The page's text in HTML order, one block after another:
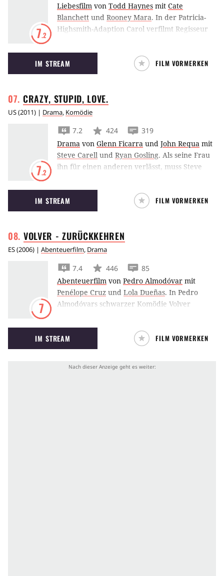
7.2
Liebesfilm von Todd Haynes mit Cate
Blanchett und Rooney Mara. In der Patricia-
Highsmith-Adaption Carol verfilmt Regisseur
in den 1950ern mit Cate Blanchett und Rooney
Mara in den Hauptrollen.
IM STREAM FILM VORMERKEN
CRAZY, STUPID, LOVE.
US(2011) | Drama, Komödie
7.2
7.2 424
319
Drama von Glenn Ficarra und John Requa mit
Steve Carell und Ryan Gosling. Als seine Frau
ihn für einen anderen verlässt, muss Steve
schön aus der Übung gekommen ist. Gut, dass
sich Frauenschwarm Ryan Gosling seiner
annimmt…
IM STREAM FILM VORMERKEN
VOLVER -ZURÜCKKEHREN
ES(2006) | Abenteuerfilm, Drama
7
7.4 446
85
Abenteuerfilm von Pedro Almodóvar mit
Penélope Cruz und Lola Dueñas. In Pedro
Almodóvars schwarzer Komödie Volver
Unterstützung bei der Entsorgung ihres toten
Ex. Der Geist ihrer Großmutter sucht
unterdessen ihre Schwester heim.
IM STREAM FILM VORMERKEN